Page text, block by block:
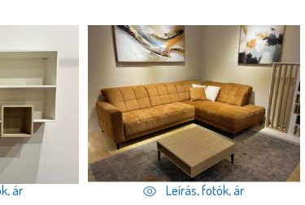
ár Leírás, fotók, ár